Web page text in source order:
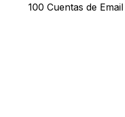
100 Cuentas de Email